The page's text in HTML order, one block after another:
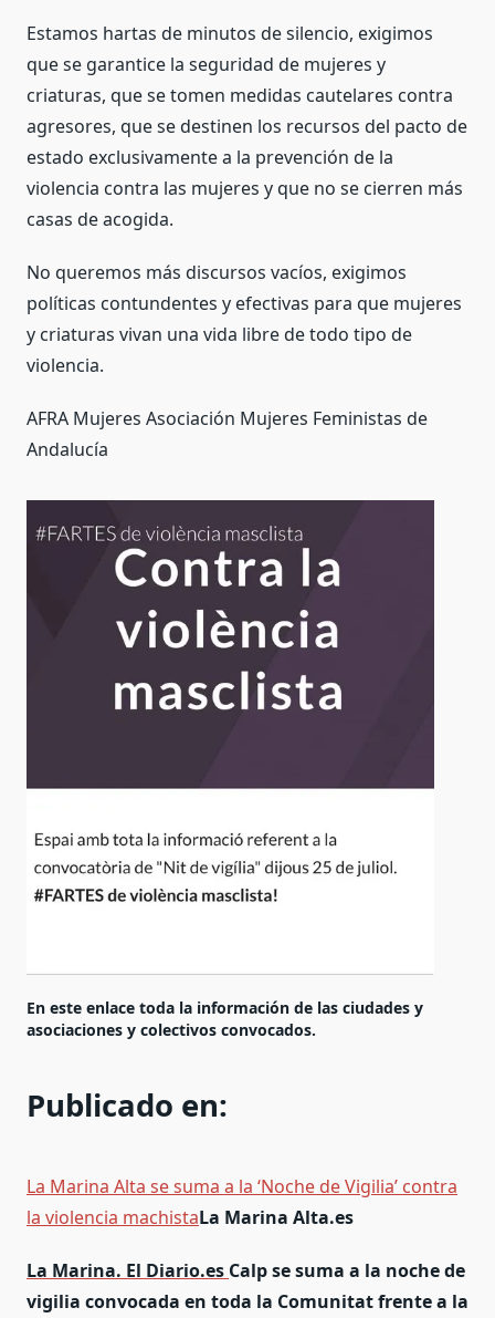
Estamos hartas de minutos de silencio, exigimos
que se garantice la seguridad de mujeres y
criaturas, que se tomen medidas cautelares contra
agresores, que se destinen los recursos del pacto de
estado exclusivamente a la prevención de la
violencia contra las mujeres y que no se cierren más
casas de acogida.
No queremos más discursos vacíos, exigimos
políticas contundentes y efectivas para que mujeres
y criaturas vivan una vida libre de todo tipo de
violencia.
AFRA Mujeres Asociación Mujeres Feministas de
Andalucía
En este enlace toda la información de las ciudades y
asociaciones y colectivos convocados.
Publicado en:
La Marina Alta se suma a la ‘Noche de Vigilia’ contra
la violencia machistaLa Marina Alta.es
La Marina. El Diario.es Calp se suma a la noche de
vigilia convocada en toda la Comunitat frente a la